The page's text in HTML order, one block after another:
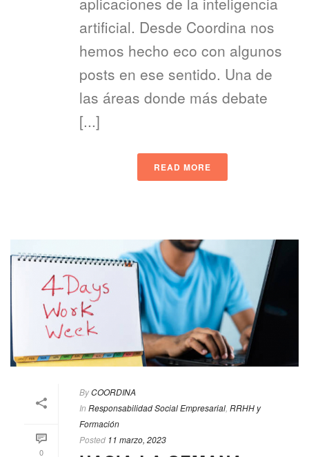
artificial. Desde Coordina nos
hemos hecho eco con algunos
posts en ese sentido. Una de
las áreas donde más debate
[...]
READ MORE
0
ByCOORDINA
In Responsabilidad Social Empresarial RRHH y
Formación
Posted 11 marzo, 2023